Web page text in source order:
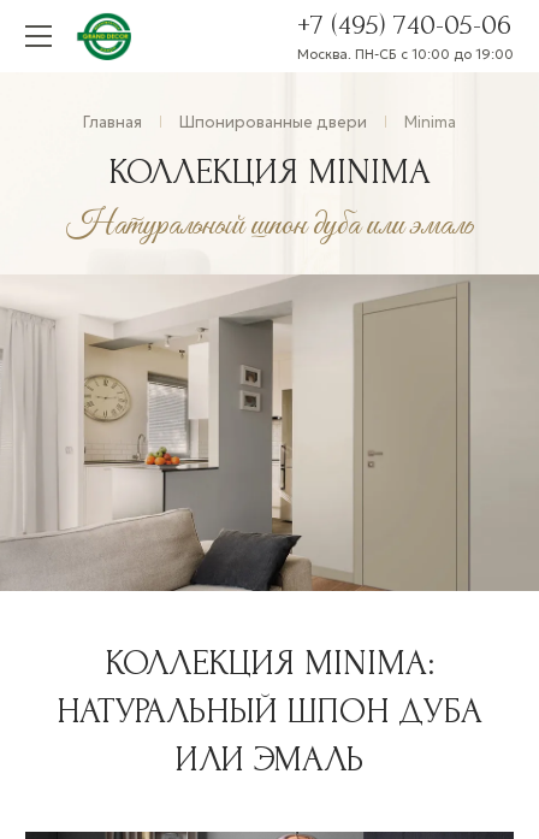
+7 (495) 740-05-06
Москва. ПН-СБ с 10:00 до 19:00
Главная Шпонированные двери Minima
КОЛЛЕКЦИЯ MINIMA
Натуральный шпон дуба или эмаль
КОЛЛЕКЦИЯ MINIMA:
НАТУРАЛЬНЫЙ ШПОН ДУБА
ИЛИ ЭМАЛЬ